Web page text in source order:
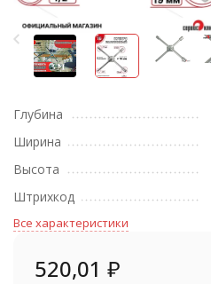
Глубина
Ширина
Высота
Штрихкод
Все характеристики
520,01 ₽